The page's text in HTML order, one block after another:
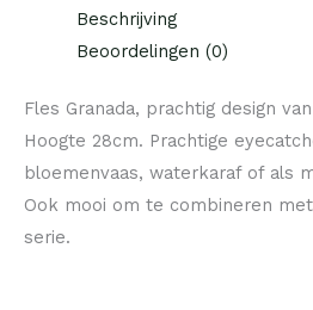
Beschrijving
Beoordelingen (0)
Fles Granada, prachtig design
Hoogte 28cm. Prachtige
bloemenvaas, waterkaraf of als
Ook mooi om te combineren
serie.